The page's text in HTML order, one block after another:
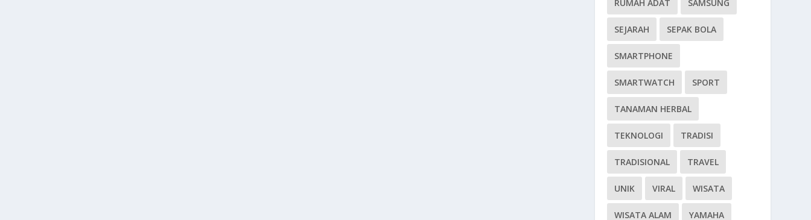
RUMAH ADAT SAMSUNG
SEJARAH SEPAK BOLA
SMARTPHONE
SMARTWATCH SPORT
TANAMAN HERBAL
TEKNOLOGI TRADISI
TRADISIONAL TRAVEL
UNIK VIRAL WISATA
WISATA ALAM YAMAHA